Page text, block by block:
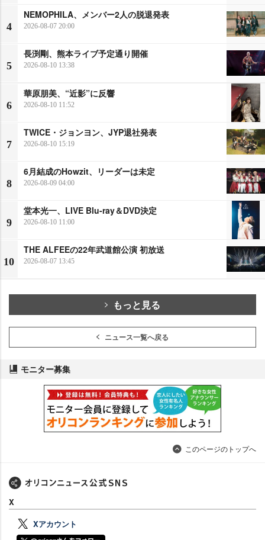
4
NEMOPHILA、メンバー2人の脱退発表
2026-08-07 20:00
5
長渕剛、熊本ライブ予定通り開催
2026-08-10 13:38
6
華原朋美、“近影”に反響
2026-08-10 11:52
7
TWICE・ジョンヨン、JYP退社発表
2026-08-10 15:19
8
6月結成のHowzit、リーダーは未定
2026-08-09 04:00
9
堂本光一、LIVE Blu-ray＆DVD決定
2026-08-10 11:00
10
THE ALFEEの22年武道館公演 初放送
2026-08-07 13:45
もっと見る
ニュース一覧へ戻る
モニター募集
このページのトップへ
X
Xアカウント